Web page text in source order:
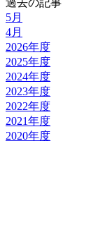
過去の記事
5月
4月
2026年度
2025年度
2024年度
2023年度
2022年度
2021年度
2020年度